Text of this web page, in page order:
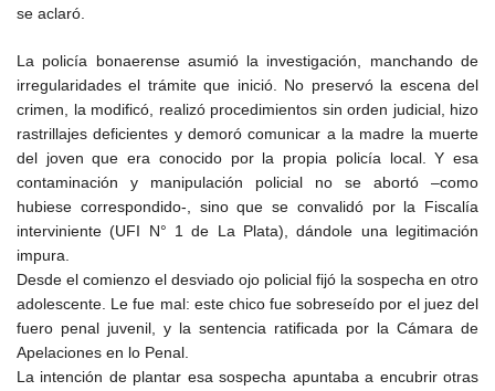
se aclaró.
La policía bonaerense asumió la investigación, manchando de
irregularidades el trámite que inició. No preservó la escena del
crimen, la modificó, realizó procedimientos sin orden judicial, hizo
rastrillajes deficientes y demoró comunicar a la madre la muerte
del joven que era conocido por la propia policía local. Y esa
contaminación y manipulación policial no se abortó –como
hubiese correspondido-, sino que se convalidó por la Fiscalía
interviniente (UFI N° 1 de La Plata), dándole una legitimación
impura.
Desde el comienzo el desviado ojo policial fijó la sospecha en otro
adolescente. Le fue mal: este chico fue sobreseído por el juez del
fuero penal juvenil, y la sentencia ratificada por la Cámara de
Apelaciones en lo Penal.
La intención de plantar esa sospecha apuntaba a encubrir otras